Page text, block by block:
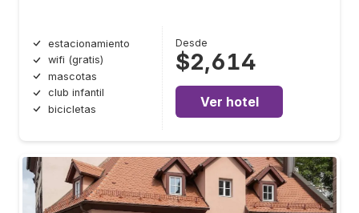
estacionamiento
wifi (gratis)
mascotas
club infantil
bicicletas
Desde
$2,614
Ver hotel